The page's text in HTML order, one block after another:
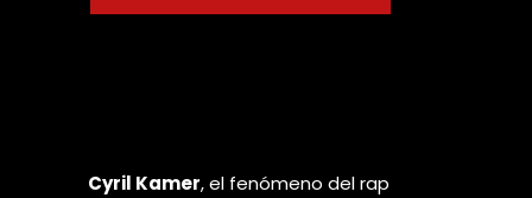
Cyril Kamer, el fenómeno del rap